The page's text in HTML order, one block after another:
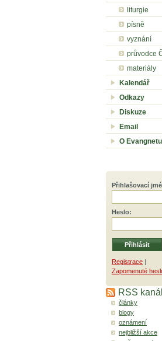
liturgie
písně
vyznání
průvodce
materiály
Kalendář
Odkazy
Diskuze
Email
O Evangnetu
Přihlašovací
Heslo:
Registrace |
Zapomenuté
RSS
články
blogy
oznámení
nejbližší akce